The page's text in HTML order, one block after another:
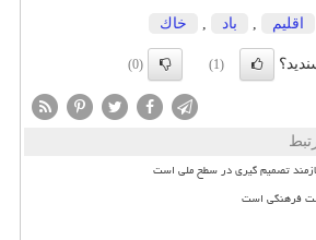
اقلیم , باد , خاك
(1)
(0)
تصمیم گیری در سطح ملی است
فرهنگی است